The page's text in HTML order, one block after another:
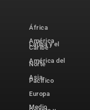
África
América
Latina y el
Caribe
América del
Norte
Asia-
Pacífico
Europa
Medio